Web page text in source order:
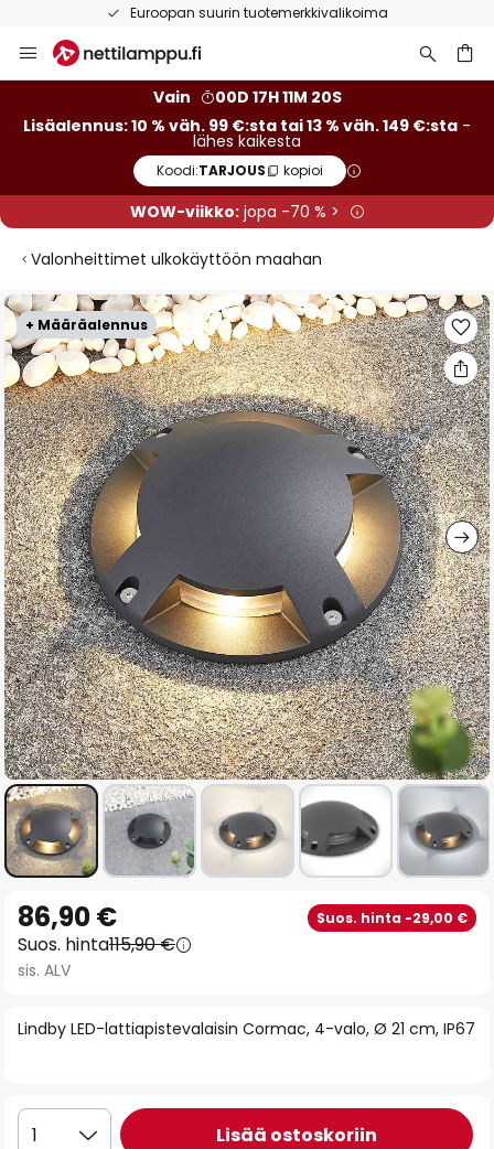
Euroopan suurin tuotemerkkivalikoima
to
Vain
00D 17H 11M 19S
Lisäalennus: 10 % väh. 99 €:sta tai 13 % väh. 149 €:sta -
lähes kaikesta
Koodi:TARJOUS kopioi
WOW-viikko:jopa -70 % >
Valonheittimet ulkokäyttöön maahan
+ Määräalennus
Skip
to
the
end
of
the
images
gallery
to
the
beginning
the
Lindby LED-lattiapistevalaisin Cormac, 4-valo, Ø 21 cm, IP67
86,90 € Suos. hinta -29,00 €
Suos. hinta115,90 €
sis. ALV
1 Lisää ostoskoriin